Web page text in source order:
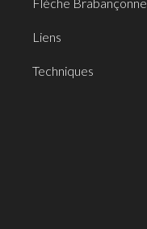
Liens
Techniques